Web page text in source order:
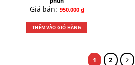
Giá bán: 950.000 ₫
THÊM VÀO GIỎ HÀNG
1 2